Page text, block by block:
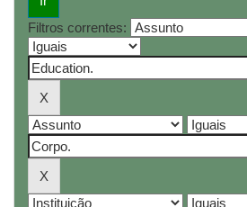
Filtros correntes: